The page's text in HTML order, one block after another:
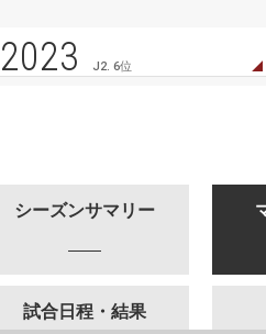
2023 J2. 6位
シーズンサマリー
試合日程・結果